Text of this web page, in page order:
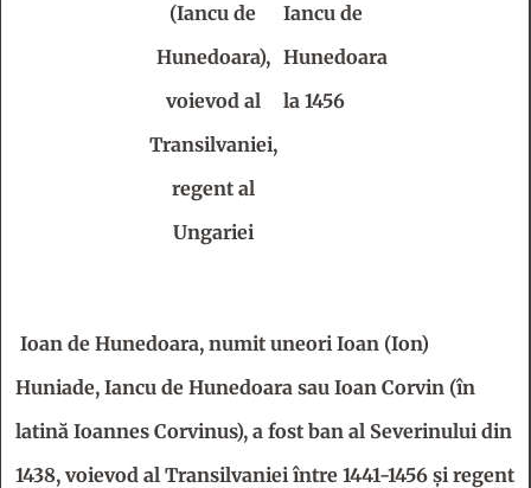
(Iancu de
Hunedoara),
voievod al
Transilvaniei,
regent al
Ungariei
Iancu de
Hunedoara
la 1456
Ioan de Hunedoara, numit uneori Ioan (Ion)
Huniade, Iancu de Hunedoara sau Ioan Corvin (în
latină Ioannes Corvinus), a fost ban al Severinului din
1438, voievod al Transilvaniei între 1441-1456 și regent